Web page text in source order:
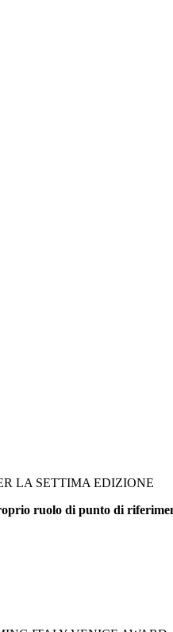
LA SETTIMA EDIZIONE
ruolo di punto di